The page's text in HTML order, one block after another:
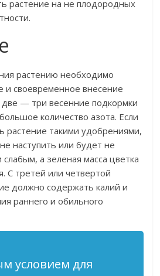
растение на не плодородных
растению необходимо
своевременное внесение
— три весенние подкормки
количество азота. Если
растение такими удобрениями,
наступить или будет не
а зеленая масса цветка
С третей или четвертой
должно содержать калий и
раннего и обильного
условием для